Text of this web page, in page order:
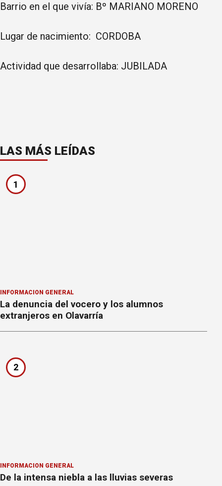
Barrio en el que vivía: Bº MARIANO MORENO
Lugar de nacimiento: CORDOBA
Actividad que desarrollaba: JUBILADA
LAS MÁS LEÍDAS
1
INFORMACION GENERAL
La denuncia del vocero y los alumnos
extranjeros en Olavarría
2
INFORMACION GENERAL
De la intensa niebla a las lluvias severas